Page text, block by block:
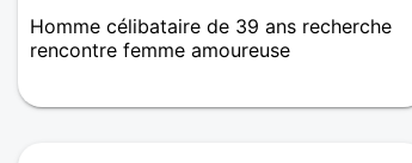
Homme célibataire de 39 ans recherche
rencontre femme amoureuse
à l'autre, respectueux et fidèle. Je me suis